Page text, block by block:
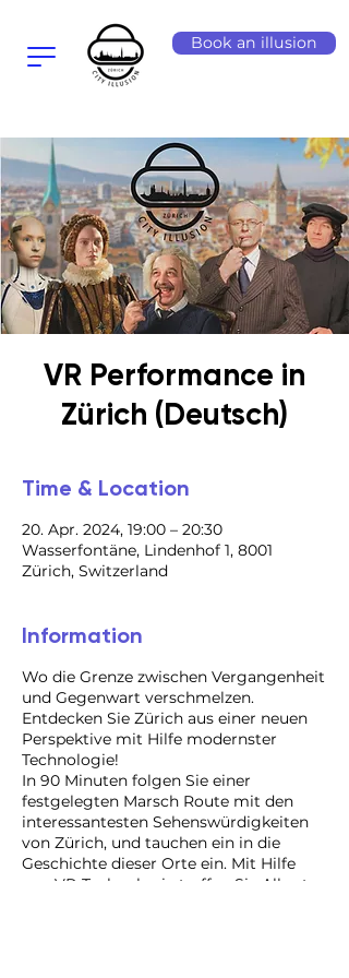
Book an illusion
VR Performance in
Zürich (Deutsch)
Time & Location
20. Apr. 2024, 19:00 – 20:30
Wasserfontäne, Lindenhof 1, 8001
Zürich, Switzerland
Information
Wo die Grenze zwischen Vergangenheit
und Gegenwart verschmelzen.
Entdecken Sie Zürich aus einer neuen
Perspektive mit Hilfe modernster
Technologie!
In 90 Minuten folgen Sie einer
festgelegten Marsch Route mit den
interessantesten Sehenswürdigkeiten
von Zürich, und tauchen ein in die
Geschichte dieser Orte ein. Mit Hilfe
von VR-Technologie treffen Sie Albert